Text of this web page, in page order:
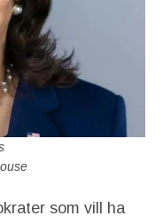
som vill ha